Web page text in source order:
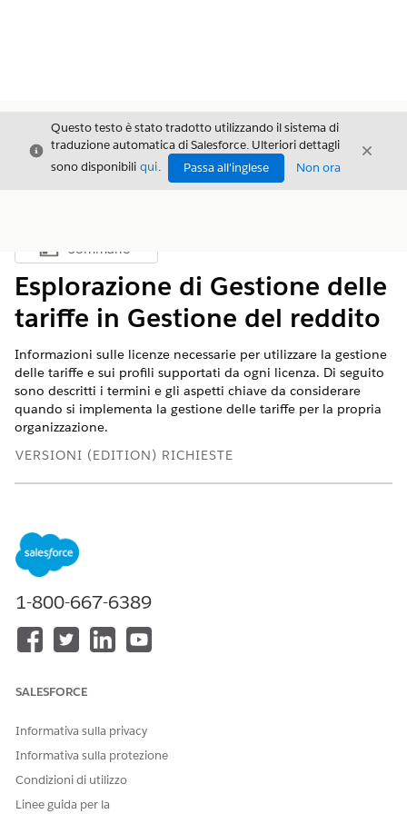
Chiudi
Questo testo è stato tradotto utilizzando il sistema di
traduzione automatica di Salesforce. Ulteriori dettagli
sono disponibili qui. Passa all'inglese Non ora
Chiudi
Mostra sommario
Sommario
Esplorazione di Gestione delle
tariffe in Gestione del reddito
Informazioni sulle licenze necessarie per utilizzare la gestione
delle tariffe e sui profili supportati da ogni licenza. Di seguito
sono descritti i termini e gli aspetti chiave da considerare
quando si implementa la gestione delle tariffe per la propria
organizzazione.
VERSIONI (EDITION) RICHIESTE
Disponibile in:
Developer
Gestire la funzionalità di Gestione tariffe in modo
autorizzazioni. Aggiungere le autorizzazioni in modo che
Più utenti che lavorano a vario titolo all'interno di
un'organizzazione possono utilizzare e gestire le tariffe di
una risorsa di utilizzo.
Oggetti esterni utilizzati in Gestione tariffe
1-800-667-6389
SALESFORCE
Informativa sulla privacy
Informativa sulla protezione
Condizioni di utilizzo
Linee guida per la